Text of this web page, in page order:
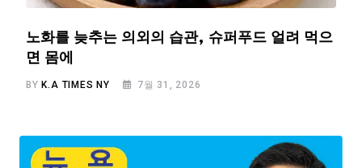
노화를 늦추는 의외의 습관, 슈퍼푸드 얼려 먹으
면 몸에
BYK.A TIMES NY 7월 31, 2026